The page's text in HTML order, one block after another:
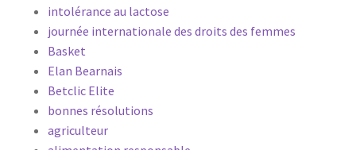
intolérance au lactose
journée internationale des droits des femmes
Basket
Elan Bearnais
Betclic Elite
bonnes résolutions
agriculteur